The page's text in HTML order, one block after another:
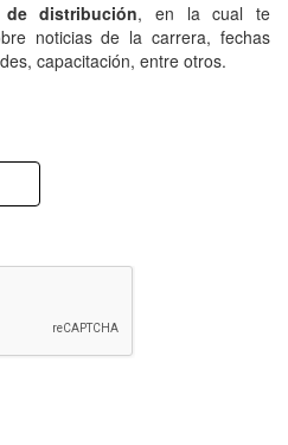
distribución, en la cual te
noticias de la carrera, fechas
capacitación, entre otros.